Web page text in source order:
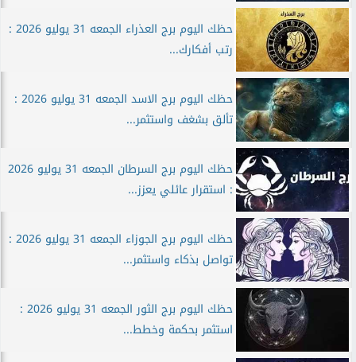
حظك اليوم برج العذراء الجمعه 31 يوليو 2026 :
رتب أفكارك...
حظك اليوم برج الاسد الجمعه 31 يوليو 2026 :
تألق بشغف واستثمر...
حظك اليوم برج السرطان الجمعه 31 يوليو 2026
: استقرار عائلي يعزز...
حظك اليوم برج الجوزاء الجمعه 31 يوليو 2026 :
تواصل بذكاء واستثمر...
حظك اليوم برج الثور الجمعه 31 يوليو 2026 :
استثمر بحكمة وخطط...